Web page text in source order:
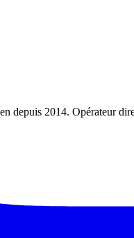
depuis 2014. Opérateur